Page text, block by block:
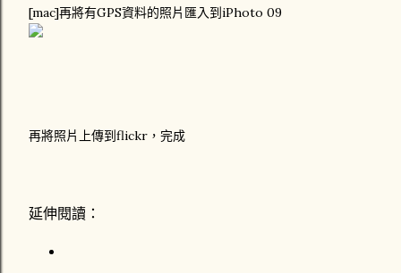
[mac]再將有GPS資料的照片匯入到iPhoto 09
再將照片上傳到flickr，完成
延伸閱讀：